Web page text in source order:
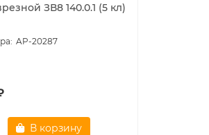
ЗВ8 140.0.1 (5 кл)
AP-20287
В корзину